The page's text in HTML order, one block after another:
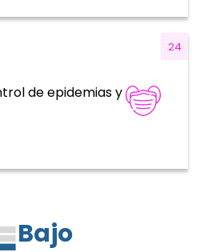
de epidemias y
24
de salud
Bajo